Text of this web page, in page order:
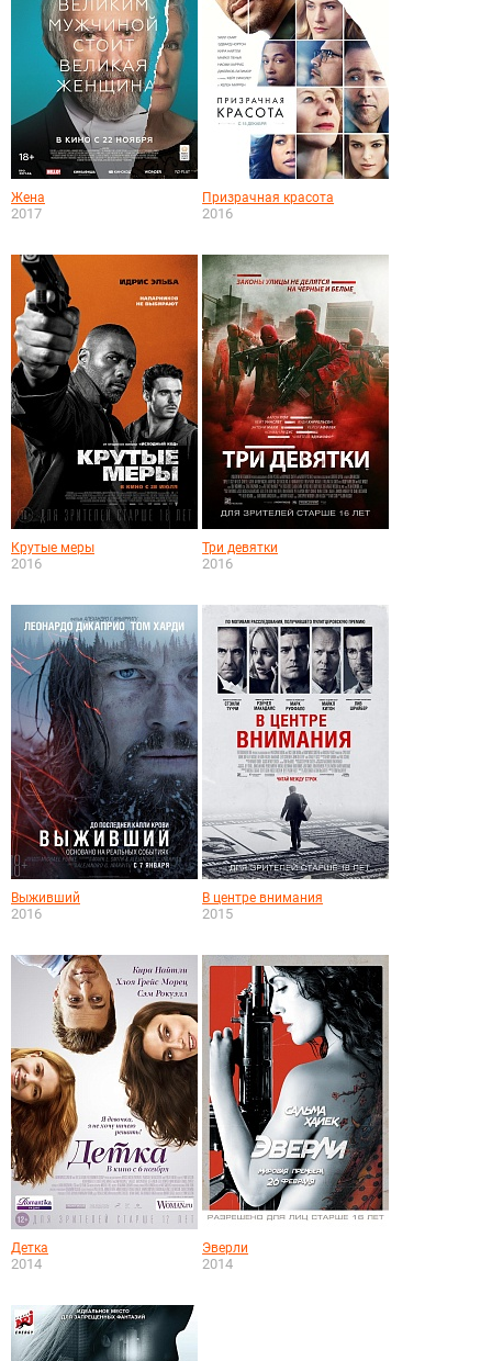
Жена
2017
Призрачная красота
2016
Крутые меры
2016
Три девятки
2016
Выживший
2016
В центре внимания
2015
Детка
2014
Эверли
2014